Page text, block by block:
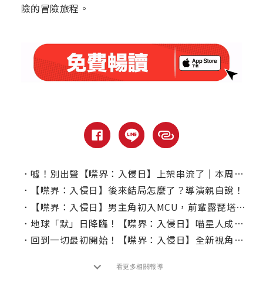
險的冒險旅程。
． 噓！別出聲【噤界：入侵日】上架串流了｜本周上線、電視首播推薦
．
【噤界：入侵日】後來結局怎麼了？導演親自說！
．
【噤界：入侵日】男主角初入MCU，前輩露琵塔尼詠歐給建議！
． 地球「默」日降臨！【噤界：入侵日】喵星人成全場焦點
． 回到一切最初開始！【噤界：入侵日】全新視角揭紐約末日情景
看更多相關報導